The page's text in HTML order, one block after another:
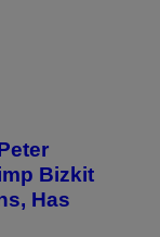
Bizkit
Has